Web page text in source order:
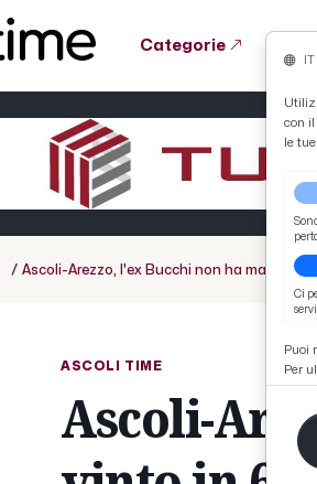
Categorie
/ Ascoli-Arezzo, l'ex Bucchi non ha mai vinto
ASCOLI TIME
Ascoli-
con il
le
Ci
Puoi
Per